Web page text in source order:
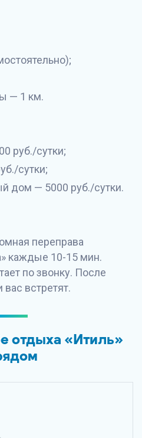
— 1 км.
руб./сутки;
сутки;
дом — 5000 руб./сутки.
переправа
каждые 10-15 мин.
по звонку. После
встретят.
отдыха «Итиль»